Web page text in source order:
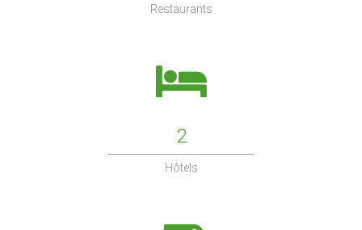
Restaurants
2
Hôtels